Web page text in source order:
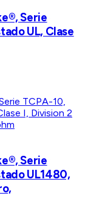
Serie
UL, Clase
Serie
UL1480,